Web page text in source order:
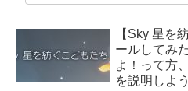
【Sky 星を
ールしてみ
よ！って方
を説明しよ